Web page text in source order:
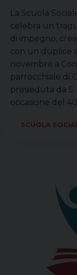
La Scuola
celebra un
di impegno,
con un duplice
novembre a
parrocchiale di
presieduta da S.
occasione del
SCUOLA